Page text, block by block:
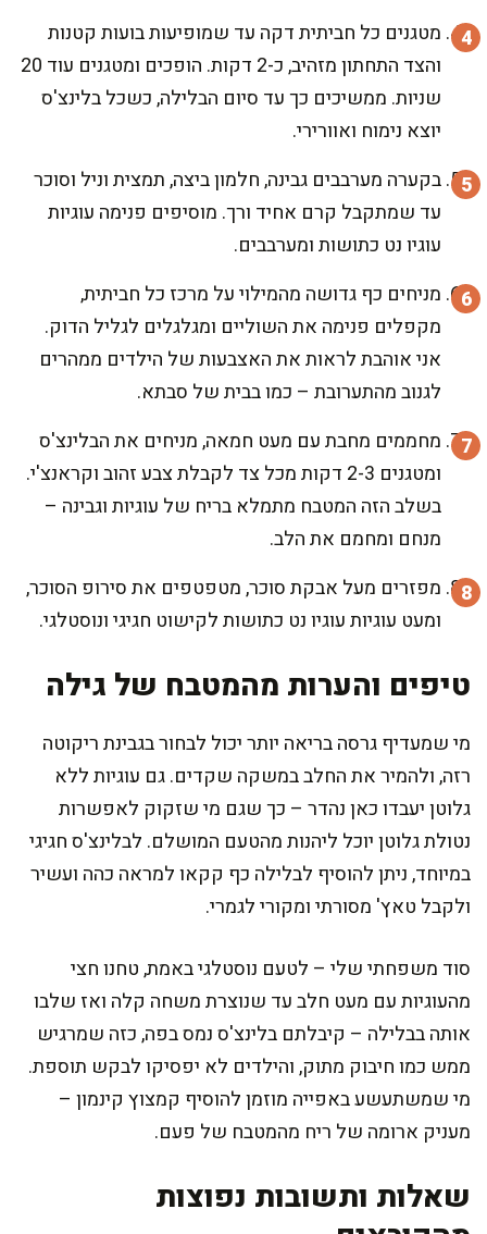
מטגנים כל חביתית דקה עד שמופיעות בועות קטנות
והצד התחתון מזהיב, כ-2 דקות. הופכים ומטגנים עוד 20
שניות. ממשיכים כך עד סיום הבלילה, כשכל בלינצ'ס
יוצא נימוח ואוורירי.
בקערה מערבבים גבינה, חלמון ביצה, תמצית וניל וסוכר
עד שמתקבל קרם אחיד ורך. מוסיפים פנימה עוגיות
עוגיו נט כתושות ומערבבים.
מניחים כף גדושה מהמילוי על מרכז כל חביתית,
מקפלים פנימה את השוליים ומגלגלים לגליל הדוק.
אני אוהבת לראות את האצבעות של הילדים ממהרים
לגנוב מהתערובת – כמו בבית של סבתא.
מחממים מחבת עם מעט חמאה, מניחים את הבלינצ'ס
ומטגנים 2-3 דקות מכל צד לקבלת צבע זהוב וקראנצ'י.
בשלב הזה המטבח מתמלא בריח של עוגיות וגבינה –
מנחם ומחמם את הלב.
מפזרים מעל אבקת סוכר, מטפטפים את סירופ הסוכר,
ומעט עוגיות עוגיו נט כתושות לקישוט חגיגי ונוסטלגי.
טיפים והערות מהמטבח של גילה
מי שמעדיף גרסה בריאה יותר יכול לבחור בגבינת ריקוטה
רזה, ולהמיר את החלב במשקה שקדים. גם עוגיות ללא
גלוטן יעבדו כאן נהדר – כך שגם מי שזקוק לאפשרות
נטולת גלוטן יוכל ליהנות מהטעם המושלם. לבלינצ'ס חגיגי
במיוחד, ניתן להוסיף לבלילה כף קקאו למראה כהה ועשיר
ולקבל טאץ' מסורתי ומקורי לגמרי.
סוד משפחתי שלי – לטעם נוסטלגי באמת, טחנו חצי
מהעוגיות עם מעט חלב עד שנוצרת משחה קלה ואז שלבו
אותה בבלילה – קיבלתם בלינצ'ס נמס בפה, כזה שמרגיש
ממש כמו חיבוק מתוק, והילדים לא יפסיקו לבקש תוספת.
מי שמשתעשע באפייה מוזמן להוסיף קמצוץ קינמון –
מעניק ארומה של ריח מהמטבח של פעם.
שאלות ותשובות נפוצות